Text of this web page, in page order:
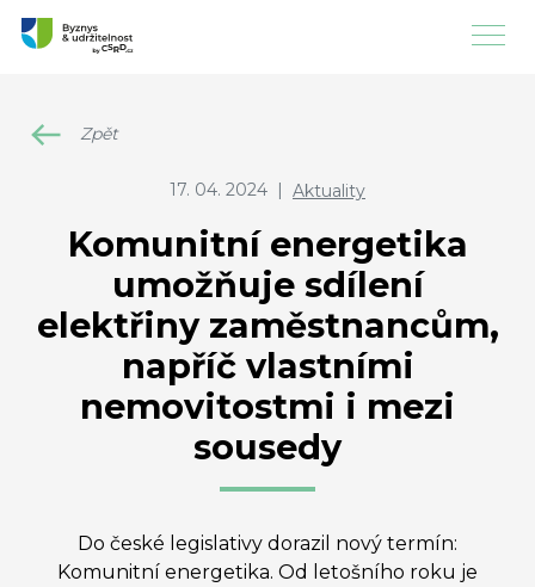
Zpět
17. 04. 2024 | Aktuality
Komunitní energetika
umožňuje sdílení
elektřiny zaměstnancům,
napříč vlastními
nemovitostmi i mezi
sousedy
Do české legislativy dorazil nový termín:
Komunitní energetika. Od letošního roku je